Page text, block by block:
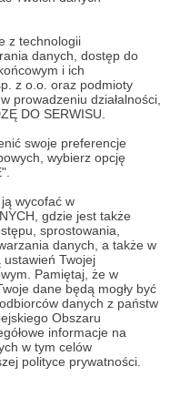
z technologii
danych, dostęp do
i ich
z o.o. oraz podmioty
prowadzeniu działalności,
DO SERWISU.
swoje preferencje
wybierz opcję
wycofać w
gdzie jest także
sprostowania,
danych, a także w
Twojej
Pamiętaj, że w
dane będą mogły być
danych z państw
Obszaru
informacje na
w tym celów
polityce prywatności.
i dzięki temu dawać
co robimy.
wsparcie materialne i
w Twoich intencjach -
wyślij nam maila.
Boga! Dziękujemy!